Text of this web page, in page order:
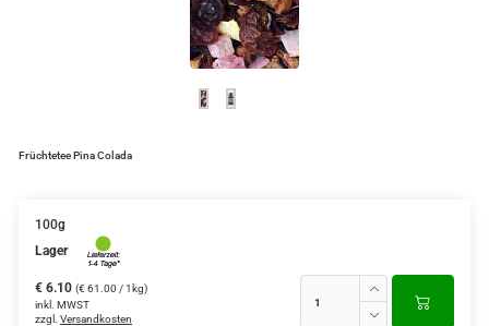
Grüntee aus Ceylon, Darjeeling,
Teemischungen
Verschiedene Anbaugebiete
Rooibos Tee
Früchtetee Pina Colada
100g
Lager
€ 6.10 (€ 61.00 / 1kg)
inkl. MWST
zzgl. Versandkosten